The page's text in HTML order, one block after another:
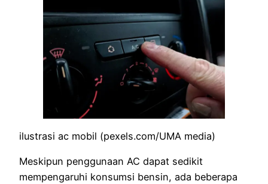
ilustrasi ac mobil (pexels.com/UMA media)
Meskipun penggunaan AC dapat sedikit
mempengaruhi konsumsi bensin, ada beberapa